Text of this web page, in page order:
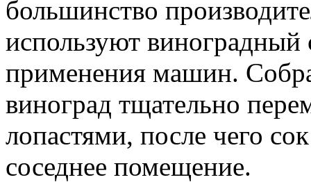
большинство
используют виноградный
применения машин.
виноград тщательно
лопастями, после чего
соседнее помещение.